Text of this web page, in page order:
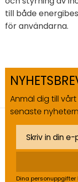
till både
för användarna.
Anmäl dig till
senaste
Dina